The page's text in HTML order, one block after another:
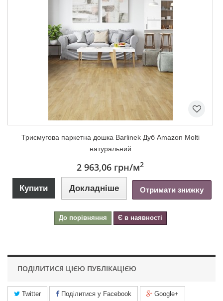
Триcмугова паркетна дошка Barlinek Дуб Amazon Molti
натуральний
2 963,06 грн/м2
Купити Докладніше Отримати знижку
До порівняння Є в наявності
ПОДІЛИТИСЯ ЦІЄЮ ПУБЛІКАЦІЄЮ
Twitter Поділитися у Facebook Google+